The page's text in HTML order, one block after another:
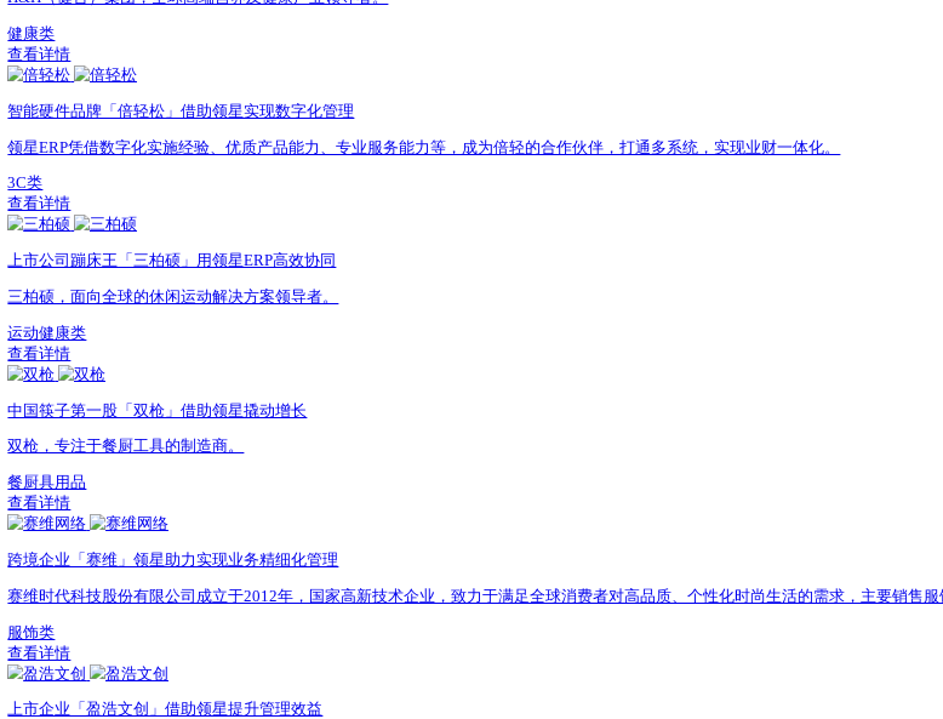
领星ERP将供应链数据与产品及财务进行了打通，满足了齐心集团的供应链精细化管理需求，支撑业务增长。
办公用品类
查看详情
家居品牌「太力」借助领星ERP实现精细化管理
太力，真空收纳专家，为全球亿万家庭塑造更美好的生活。
家居用品类
查看详情
全球最大文具制造商之一「晨光文具」，领星助力数字化升级
晨光，全球最大的文具制造商之一
文具用品
查看详情
纳思达，连续3年上榜中国上市企业500强，业务遍布全球150多个国家和地区。
制造业
查看详情